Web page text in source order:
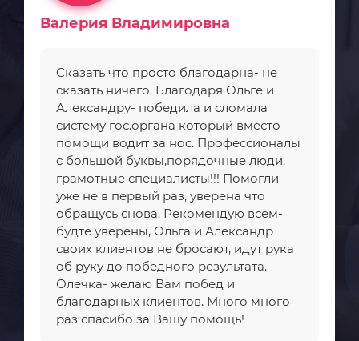
Валерия Владимировна
Сказать что просто благодарна- не
сказать ничего. Благодаря Ольге и
Александру- победила и сломала
систему гос.органа который вместо
помощи водит за нос. Профессионалы
с большой буквы,порядочные люди,
грамотные специалисты!!! Помогли
уже не в первый раз, уверена что
обращусь снова. Рекомендую всем-
будте уверены, Ольга и Александр
своих клиентов не бросают, идут рука
об руку до победного результата.
Олечка- желаю Вам побед и
благодарных клиентов. Много много
раз спасибо за Вашу помощь!